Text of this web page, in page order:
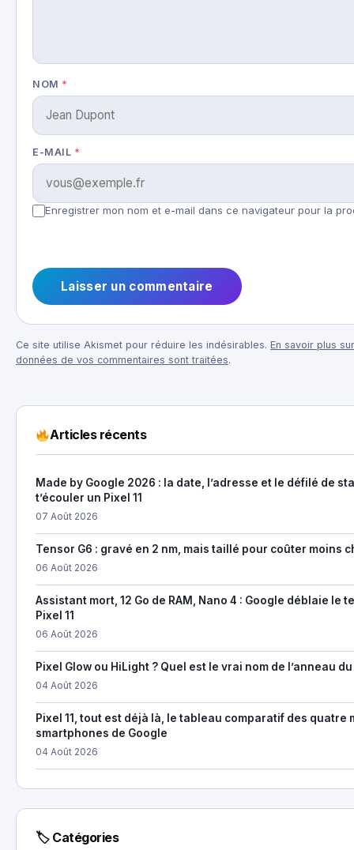
NOM *
E-MAIL *
Enregistrer mon nom et e-mail dans ce navigateur pour la
Ce site utilise Akismet pour réduire les indésirables. En savoir plus
données de vos commentaires sont traitées.
Articles récents
Made by Google 2026 : la date, l’adresse et le défilé de
t’écouler un Pixel 11
07 Août 2026
Tensor G6 : gravé en 2 nm, mais taillé pour coûter moins
06 Août 2026
Assistant mort, 12 Go de RAM, Nano 4 : Google déblaie le
Pixel 11
06 Août 2026
Pixel Glow ou HiLight ? Quel est le vrai nom de l’anneau du
04 Août 2026
Pixel 11, tout est déjà là, le tableau comparatif des quatre
smartphones de Google
04 Août 2026
🏷 Catégories